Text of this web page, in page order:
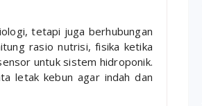
tetapi juga berhubungan
rasio nutrisi, fisika ketika
untuk sistem hidroponik.
letak kebun agar indah dan